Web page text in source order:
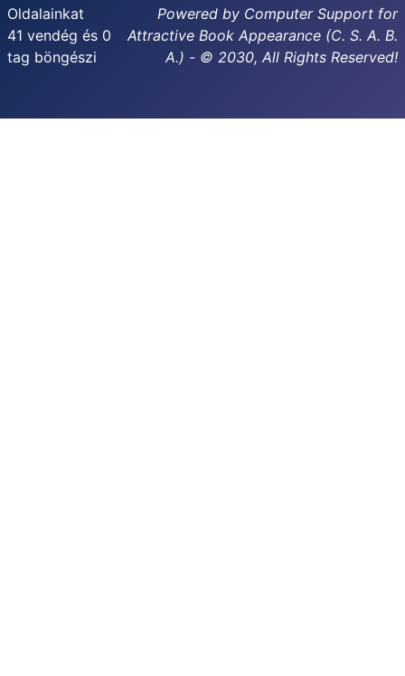
Oldalainkat
41 vendég és 0
tag böngészi
Powered by Computer Support for
Attractive Book Appearance (C. S. A. B.
A.) - © 2030, All Rights Reserved!